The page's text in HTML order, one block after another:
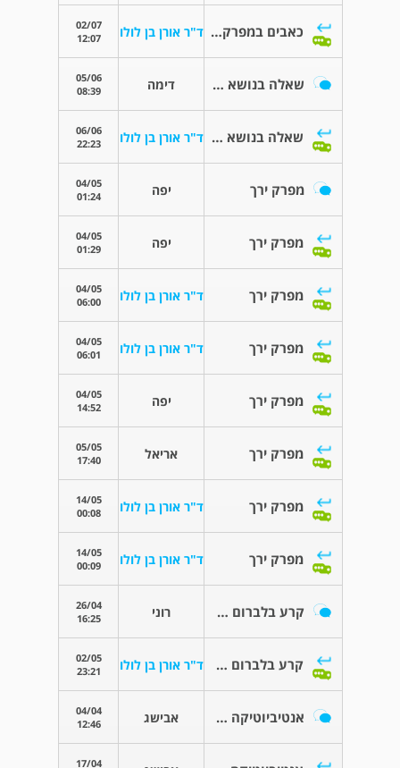
כאבים במפרק ירך ימין ד"ר אורן בן לולו
02/07
12:07
שאלה בנושא החלפת ברך דימה
05/06
08:39
שאלה בנושא החלפת ברך ד"ר אורן בן לולו
06/06
22:23
מפרק ירך יפה
04/05
01:24
מפרק ירך יפה
04/05
01:29
מפרק ירך ד"ר אורן בן לולו
04/05
06:00
מפרק ירך ד"ר אורן בן לולו
04/05
06:01
מפרק ירך יפה
04/05
14:52
מפרק ירך אריאל
05/05
17:40
מפרק ירך ד"ר אורן בן לולו
14/05
00:08
מפרק ירך ד"ר אורן בן לולו
14/05
00:09
קרע בלברום הירך רוני
26/04
16:25
קרע בלברום הירך ד"ר אורן בן לולו
02/05
23:21
אנטיביוטיקה בטיפול שיניים אבישג
04/04
12:46
17/04